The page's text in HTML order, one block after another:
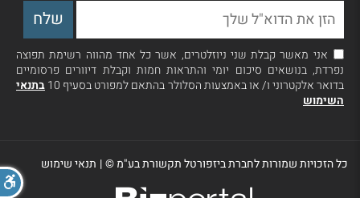
אני מאשר קבלת שני ניוזלטרים, אשר כל אחד מהווה רשימת תפוצה
נפרדת, בנושאים סיכום יומי והתראות חמות וקבלת דיוורים פרסומיים
בדואר אלקטרוני ו/ או באמצעות הסלולר בהתאם למפורט בסעיף 10
בתנאי
השימוש
כל הזכויות שמורות לחברת ביזפורטל תקשורת בע"מ ©| תנאי שימוש